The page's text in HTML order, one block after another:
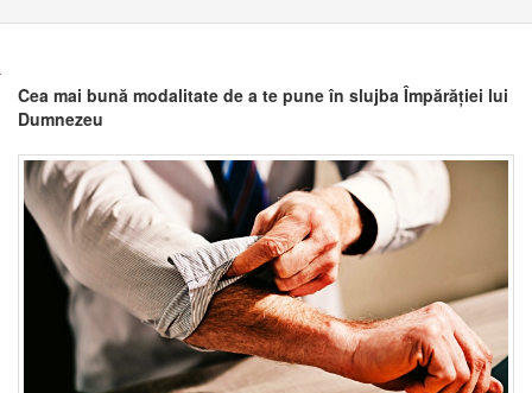
Cea mai bună modalitate de a te pune în slujba Împărăției lui
Dumnezeu